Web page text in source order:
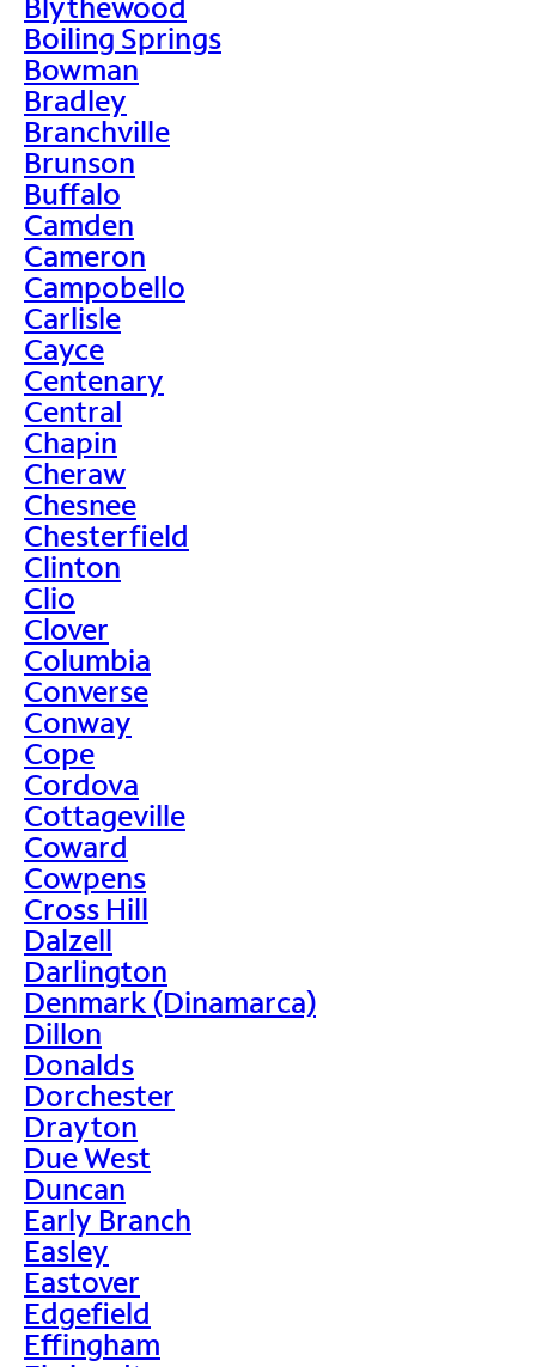
Boiling Springs
Bowman
Bradley
Branchville
Brunson
Buffalo
Camden
Cameron
Campobello
Carlisle
Cayce
Centenary
Central
Chapin
Cheraw
Chesnee
Chesterfield
Clinton
Clio
Clover
Columbia
Converse
Conway
Cope
Cordova
Cottageville
Coward
Cowpens
Cross Hill
Dalzell
Darlington
Denmark (Dinamarca)
Dillon
Donalds
Dorchester
Drayton
Due West
Duncan
Early Branch
Easley
Eastover
Edgefield
Effingham